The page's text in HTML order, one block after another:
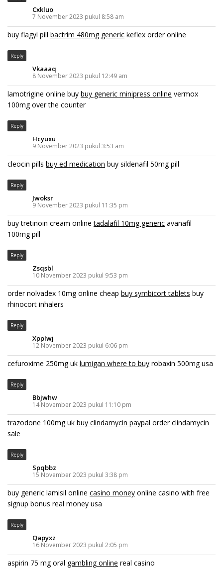
Cxkluo
7 November 2023 pukul 8:58 am
buy flagyl pill bactrim 480mg generic keflex order online
Reply
Vkaaaq
8 November 2023 pukul 12:49 am
lamotrigine online buy buy generic minipress online vermox
100mg over the counter
Reply
Hcyuxu
9 November 2023 pukul 3:53 am
cleocin pills buy ed medication buy sildenafil 50mg pill
Reply
Jwoksr
9 November 2023 pukul 11:35 pm
buy tretinoin cream onlinetadalafil 10mg generic avanafil
100mg pill
Reply
Zsqsbl
10 November 2023 pukul 9:53 pm
order nolvadex 10mg online cheap buy symbicort tablets buy
rhinocort inhalers
Reply
Xpplwj
12 November 2023 pukul 6:06 pm
cefuroxime 250mg uk lumigan where to buy robaxin 500mg usa
Reply
Bbjwhw
14 November 2023 pukul 11:10 pm
trazodone 100mg uk buy clindamycin paypal order clindamycin
sale
Reply
Spqbbz
15 November 2023 pukul 3:38 pm
buy generic lamisil online casino money online casino with free
signup bonus real money usa
Reply
Qapyxz
16 November 2023 pukul 2:05 pm
aspirin 75 mg oral gambling online real casino